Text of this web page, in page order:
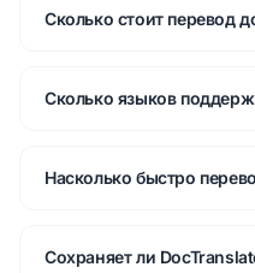
Сколько стоит перевод
Сколько языков
Насколько быстро
Сохраняет ли